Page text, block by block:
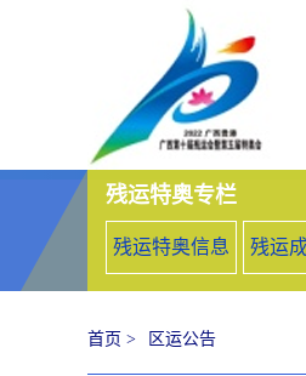
残运特奥专栏
残运特奥信息 残运
首页 > 区运公告